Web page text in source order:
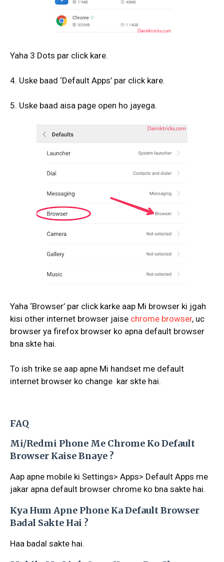
Yaha 3 Dots par click kare.
4. Uske baad ‘Default Apps’ par click kare.
5. Uske baad aisa page open ho jayega.
Yaha ‘Browser’ par click karke aap Mi browser ki jgah
kisi other internet browser jaise chrome browser, uc
browser ya firefox browser ko apna default browser
bna skte hai.
To ish trike se aap apne Mi handset me default
internet browser ko change kar skte hai.
FAQ
Mi/Redmi Phone Me Chrome Ko Default
Browser Kaise Bnaye ?
Aap apne mobile ki Settings> Apps> Default Apps me
jakar apna default browser chrome ko bna sakte hai.
Kya Hum Apne Phone Ka Default Browser
Badal Sakte Hai ?
Haa badal sakte hai.